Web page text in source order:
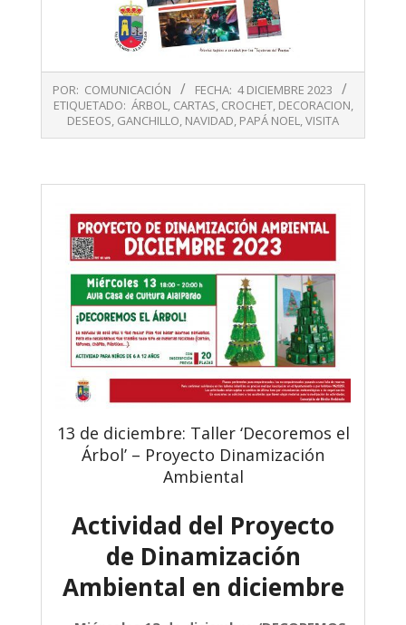
12-
POR: COMUNICACIÓN FECHA: 4 DICIEMBRE 2023
ETIQUETADO: ÁRBOL, CARTAS, CROCHET, DECORACION,
DESEOS, GANCHILLO, NAVIDAD, PAPÁ NOEL,VISITA
13 de diciembre: Taller ‘Decoremos el
Árbol’ – Proyecto Dinamización
Ambiental
Actividad del Proyecto
de Dinamización
Ambiental en diciembre